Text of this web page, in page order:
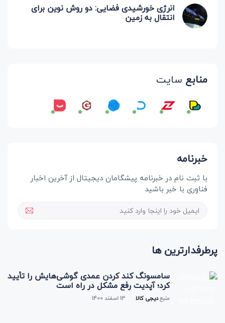
انرژی خورشیدی فضایی: دو روش نوین برای
انتقال به زمین
منابع سایت
خبرنامه
با ثبت نام در خبرنامه پیشگامان دیجیتال از آخرین اخبار
فناوری با خبر باشید
پرطرفدارترین ها
سامسونگ کند کردن عمدی گوشی‌هایش را تأیید
کرد؛ آپدیت رفع مشکل در راه است
منبعدیجی کالا 13 اسفند 1400